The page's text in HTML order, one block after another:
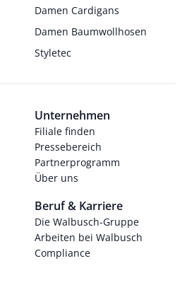
Damen Cardigans
Damen Baumwollhosen
Styletec
Unternehmen
Filiale finden
Pressebereich
Partnerprogramm
Über uns
Beruf & Karriere
Die Walbusch-Gruppe
Arbeiten bei Walbusch
Compliance